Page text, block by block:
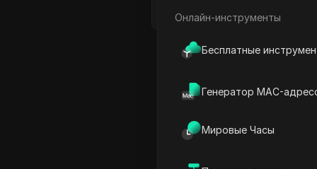
Онлайн-инструменты
Бесплатные
Генератор MAC-
Мировые Часы
Play Video:Как создать